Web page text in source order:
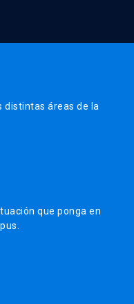
distintas áreas de la
que ponga en